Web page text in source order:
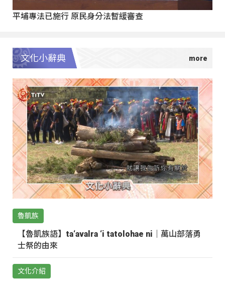
平埔專法已施行 原民身分法暫緩審查
文化小辭典
魯凱族
【魯凱族語】ta‘avalra ‘i tatolohae ni｜萬山部落勇
士祭的由來
文化介紹